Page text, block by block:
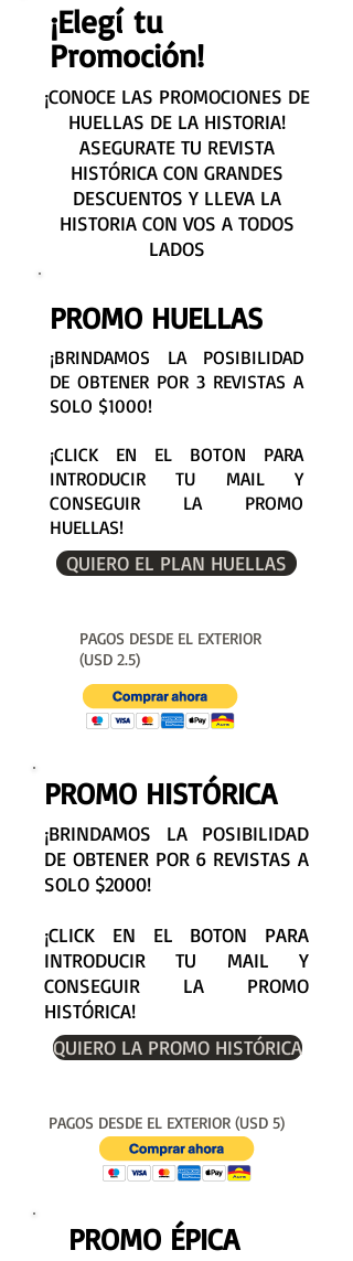
¡Elegí tu
Promoción!
¡CONOCE LAS PROMOCIONES DE
HUELLAS DE LA HISTORIA!
ASEGURATE TU REVISTA
HISTÓRICA CON GRANDES
DESCUENTOS Y LLEVA LA
HISTORIA CON VOS A TODOS
LADOS
PROMO HUELLAS
¡BRINDAMOS LA POSIBILIDAD
DE OBTENER POR 3 REVISTAS A
SOLO $1000!
¡CLICK EN EL BOTON PARA
INTRODUCIR TU MAIL Y
CONSEGUIR LA PROMO
HUELLAS!
QUIERO EL PLAN HUELLAS
PAGOS DESDE EL EXTERIOR
(USD 2.5)
PROMO HISTÓRICA
¡BRINDAMOS LA POSIBILIDAD
DE OBTENER POR 6 REVISTAS A
SOLO $2000!
¡CLICK EN EL BOTON PARA
INTRODUCIR TU MAIL Y
CONSEGUIR LA PROMO
HISTÓRICA!
QUIERO LA PROMO HISTÓRICA
PAGOS DESDE EL EXTERIOR (USD 5)
PROMO ÉPICA